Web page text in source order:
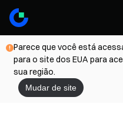
Parece que você está
para o site dos EUA para
sua região.
Mudar de site